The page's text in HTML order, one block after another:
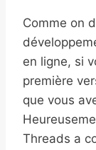
Comme on
en ligne, si
première
que vous
Threads a